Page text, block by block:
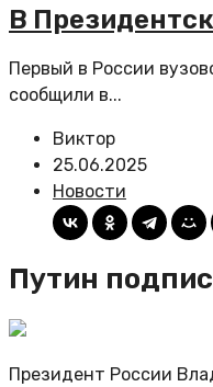
В
Первый в России
сообщили в...
Виктор
25.06.2025
Новости
Путин
Президент России